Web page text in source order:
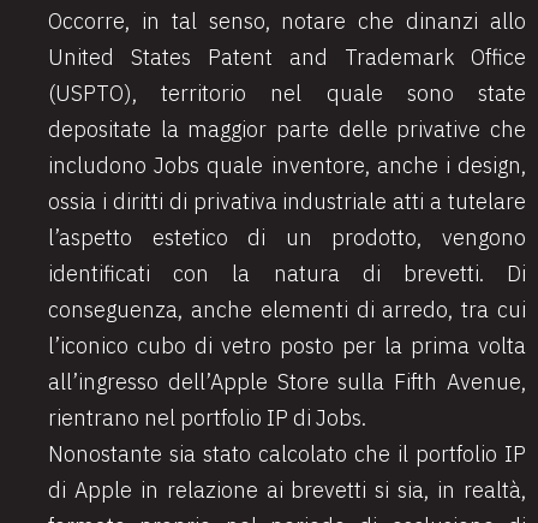
Occorre, in tal senso, notare che dinanzi allo
United States Patent and Trademark Office
(USPTO), territorio nel quale sono state
depositate la maggior parte delle privative che
includono Jobs quale inventore, anche i design,
ossia i diritti di privativa industriale atti a tutelare
l’aspetto estetico di un prodotto, vengono
identificati con la natura di brevetti. Di
conseguenza, anche elementi di arredo, tra cui
l’iconico cubo di vetro posto per la prima volta
all’ingresso dell’Apple Store sulla Fifth Avenue,
rientrano nel portfolio IP di Jobs.
Nonostante sia stato calcolato che il portfolio IP
di Apple in relazione ai brevetti si sia, in realtà,